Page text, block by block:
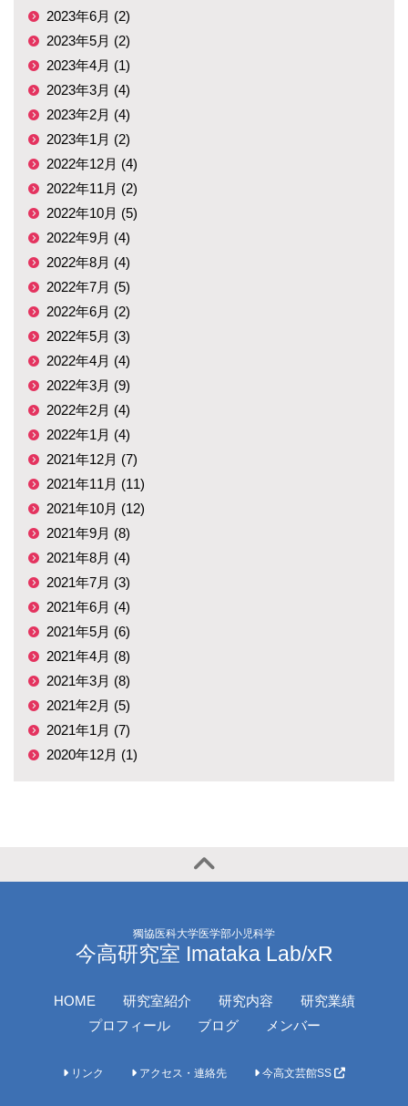
2023年6月 (2)
2023年5月 (2)
2023年4月 (1)
2023年3月 (4)
2023年2月 (4)
2023年1月 (2)
2022年12月 (4)
2022年11月 (2)
2022年10月 (5)
2022年9月 (4)
2022年8月 (4)
2022年7月 (5)
2022年6月 (2)
2022年5月 (3)
2022年4月 (4)
2022年3月 (9)
2022年2月 (4)
2022年1月 (4)
2021年12月 (7)
2021年11月 (11)
2021年10月 (12)
2021年9月 (8)
2021年8月 (4)
2021年7月 (3)
2021年6月 (4)
2021年5月 (6)
2021年4月 (8)
2021年3月 (8)
2021年2月 (5)
2021年1月 (7)
2020年12月 (1)
獨協医科大学医学部小児科学
今高研究室 Imataka Lab/xR
HOME 研究室紹介 研究内容
研究業績
プロフィール
ブログ メンバー
リンク アクセス・連絡先 今高文芸館SS